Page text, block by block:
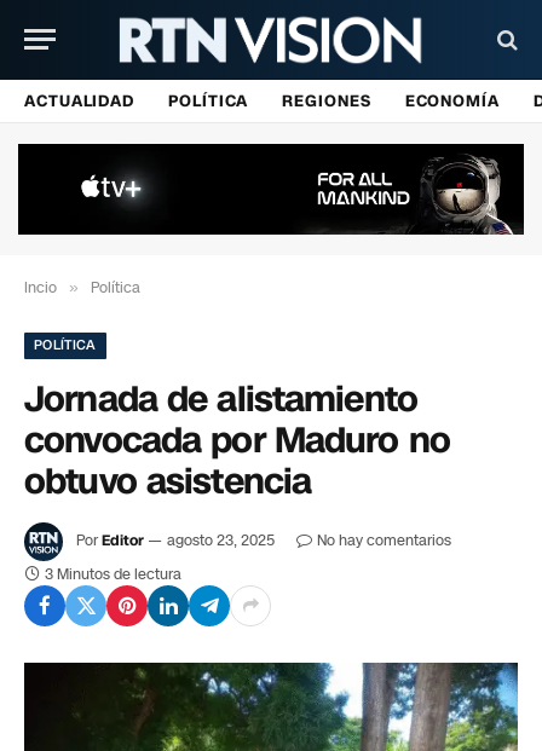
ACTUALIDAD POLÍTICA REGIONES ECONOMÍA
Incio » Política
POLÍTICA
Jornada de alistamiento
convocada por Maduro no
obtuvo asistencia
PorEditor agosto 23, 2025
No hay comentarios
3 Minutos de lectura